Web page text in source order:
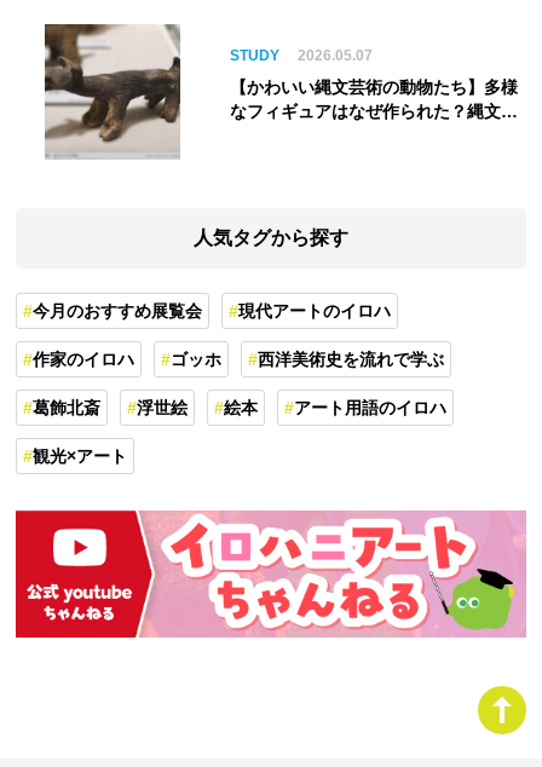
STUDY 2026.05.07
【かわいい縄文芸術の動物たち】多様
なフィギュアはなぜ作られた？縄文人
人気タグから探す
今月のおすすめ展覧会 現代アートのイロハ
作家のイロハ ゴッホ 西洋美術史を流れで学ぶ
葛飾北斎 浮世絵 絵本 アート用語のイロハ
観光×アート